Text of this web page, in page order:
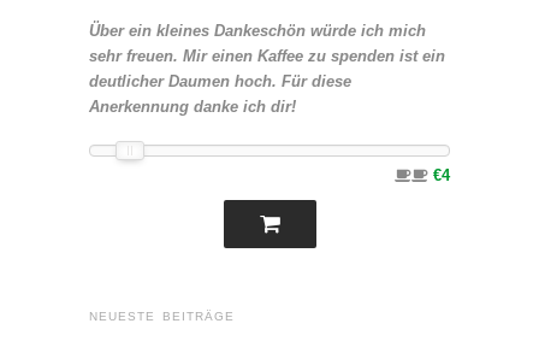
Über ein kleines Dankeschön würde ich mich
sehr freuen. Mir einen Kaffee zu spenden ist ein
deutlicher Daumen hoch. Für diese
Anerkennung danke ich dir!
€4
NEUESTE BEITRÄGE